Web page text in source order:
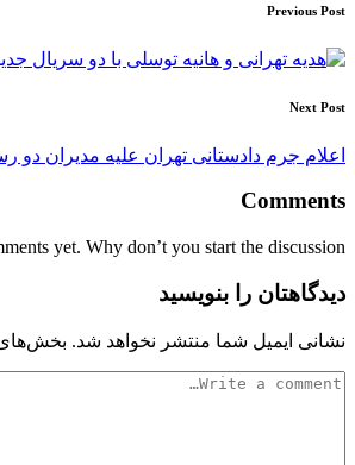
Post
navigation
Previous Post
Next Post
اعلام جرم دادستانی تهران علیه مدیران دو
Comments
yet. Why don’t you start the discussion?
دیدگاهتان را بنویسید
نشانی ایمیل شما منتشر نخواهد شد. بخش‌های